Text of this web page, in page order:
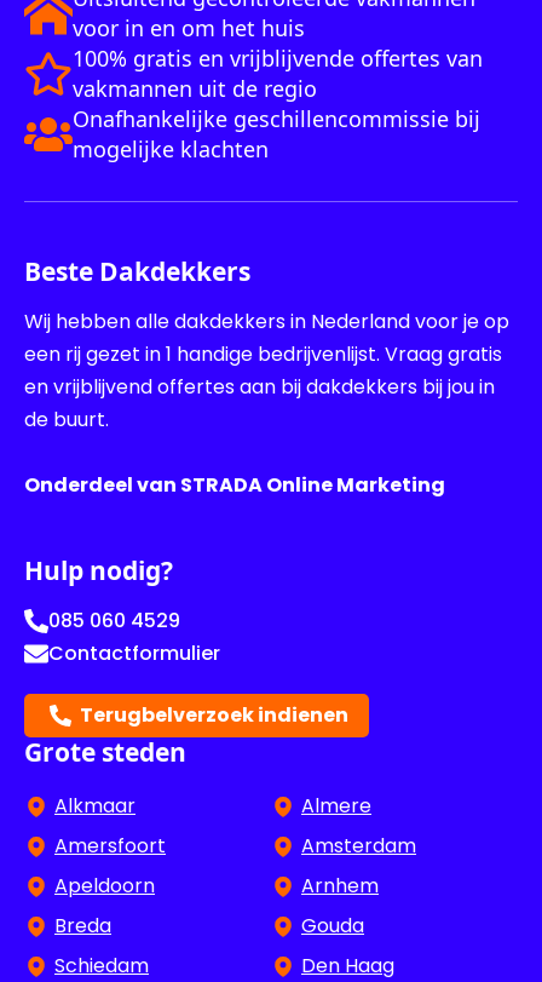
voor in en om het huis
100% gratis en vrijblijvende offertes van
vakmannen uit de regio
Onafhankelijke geschillencommissie bij
mogelijke klachten
Beste Dakdekkers
Wij hebben alle dakdekkers in Nederland voor je op
een rij gezet in 1 handige bedrijvenlijst. Vraag gratis
en vrijblijvend offertes aan bij dakdekkers bij jou in
de buurt.
Onderdeel van STRADA Online Marketing
Hulp nodig?
085 060 4529
Contactformulier
Terugbelverzoek indienen
Grote steden
Alkmaar
Almere
Amersfoort
Amsterdam
Apeldoorn
Arnhem
Breda
Gouda
Schiedam
Den Haag